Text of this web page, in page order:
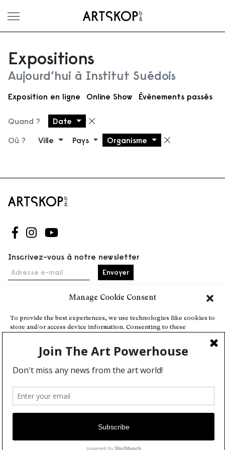
Manage Cookie Consent
To provide the best experiences, we use technologies like cookies to
store and/or access device information. Consenting to these
or unique IDs on this site. Not consenting or withdrawing consent,
may adversely affect certain features and functions.
Deny
View preferences
Ouvrir le menu
Expositions
Aujourd’hui à Institut Suédois
Exposition en ligne Online Show Évènements passés
Quand ? Date Supprimer le filtre
Où ? Ville Pays Organisme
Suivez-nous sur Facebook
Suivez-nous sur Instagram
Suivez-nous sur Youtube
Inscrivez-vous à notre newsletter
Adresse e-mail
Accueil
Événements
À propos
Partenaires
Contact
Conditions générales
Confidentialité et cookies
Communiquer votre événement